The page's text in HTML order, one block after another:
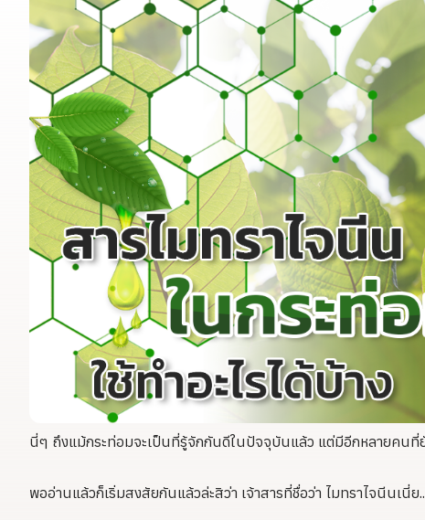
นี่ๆ ถึงแม้กระท่อมจะเป็นที่รู้จักกันดีในปัจจุบันแล้ว แต่มีอีกหลายคนที่
พออ่านแล้วก็เริ่มสงสัยกันแล้วล่ะสิว่า เจ้าสารที่ชื่อว่า ไมทราไจนีนเนี่